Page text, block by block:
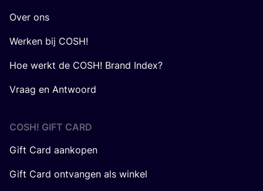
Over ons
Werken bij COSH!
Hoe werkt de COSH! Brand Index?
Vraag en Antwoord
COSH! GIFT CARD
Gift Card aankopen
Gift Card ontvangen als winkel